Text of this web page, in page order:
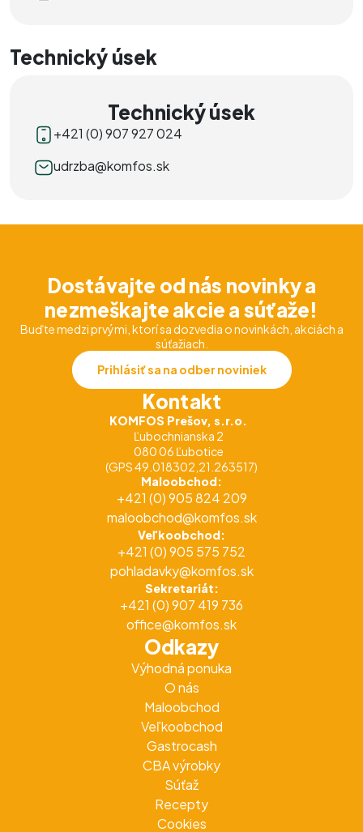
Technický úsek
Technický úsek
+421 (0) 907 927 024
udrzba@komfos.sk
Kontakt
KOMFOS Prešov, s.r.o.
Ľubochnianska 2
080 06 Ľubotice
(GPS 49.018302,21.263517)
Maloobchod:
+421 (0) 905 824 209
maloobchod@komfos.sk
Veľkoobchod:
+421 (0) 905 575 752
pohladavky@komfos.sk
Sekretariát:
+421 (0) 907 419 736
office@komfos.sk
Odkazy
Výhodná ponuka
O nás
Maloobchod
Veľkoobchod
Gastrocash
CBA výrobky
Súťaž
Recepty
Cookies
Dostávajte od nás novinky a
nezmeškajte akcie a súťaže!
Buďte medzi prvými, ktorí sa dozvedia o novinkách, akciách a
súťažiach.
Prihlásiť sa na odber noviniek